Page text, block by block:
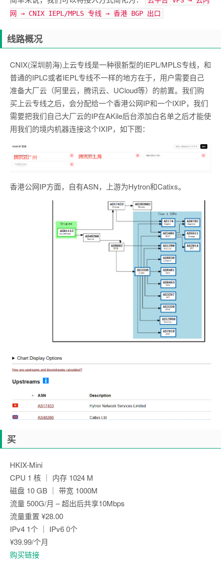
网 → CNIX IEPL/MPLS 专线 → 香港 BGP 出口
线路概况
CNIX(深圳前海)上云专线是一种很新型的IEPL/MPLS专线，和
普通的IPLC或者IEPL专线不一样的地方在于，用户需要自己
准备大厂云（阿里云，腾讯云、UCloud等）的前置。我们购
买上云专线之后，会分配给一个香港公网IP和一个IXIP，我们
需要把我们自己大厂云的IP在AKile后台添加白名单之后才能使
用我们的境内机器连接这个IXIP，如下图：
香港公网IP方面，自有ASN，上游为Hytron和Catixs。
买
HKIX-Mini
CPU 1 核 ｜ 内存 1024 M
磁盘 10 GB ｜ 带宽 1000M
流量 500G/月 – 超出后共享10Mbps
流量重置 ¥28.00
IPv4 1个 ｜ IPv6 0个
¥39.99/个月
购买链接